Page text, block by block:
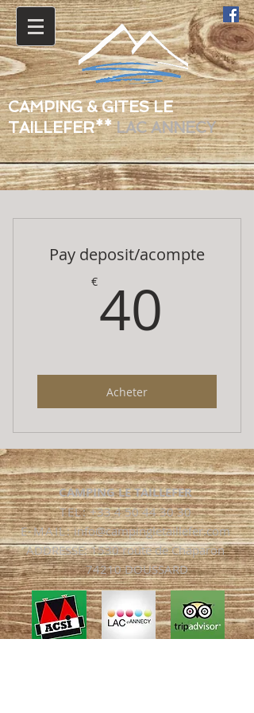
CAMPING& GITES LE
TAILLEFER**LAC ANNECY
Pay deposit/acompte
€40
Acheter
CAMPING LE TAILLEFER
TEL: +33 4 50 44 30 30
E-MAIL: info@campingletaillefer.com
ADDRESSE: 1530 route de Chaparon
74210 DOUSSARD